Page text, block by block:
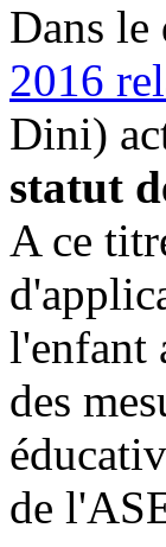
Dans
2016
Dini)
statut
A ce
l'enfant
des
de